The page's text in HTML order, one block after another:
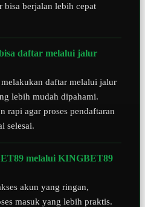
bisa berjalan lebih cepat
daftar melalui jalur
daftar melalui jalur
lebih mudah dipahami.
rapi agar proses pendaftaran
selesai.
melalui KINGBET89
akun yang ringan,
masuk yang lebih praktis.